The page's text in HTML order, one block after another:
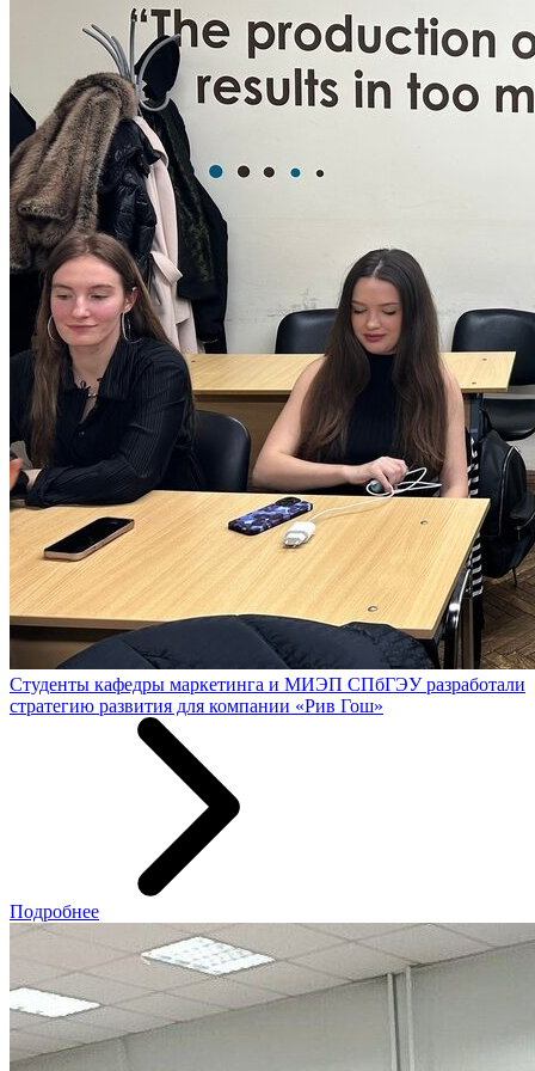
Студенты кафедры маркетинга и МИЭП СПбГЭУ разработали
стратегию развития для компании «Рив Гош»
Подробнее